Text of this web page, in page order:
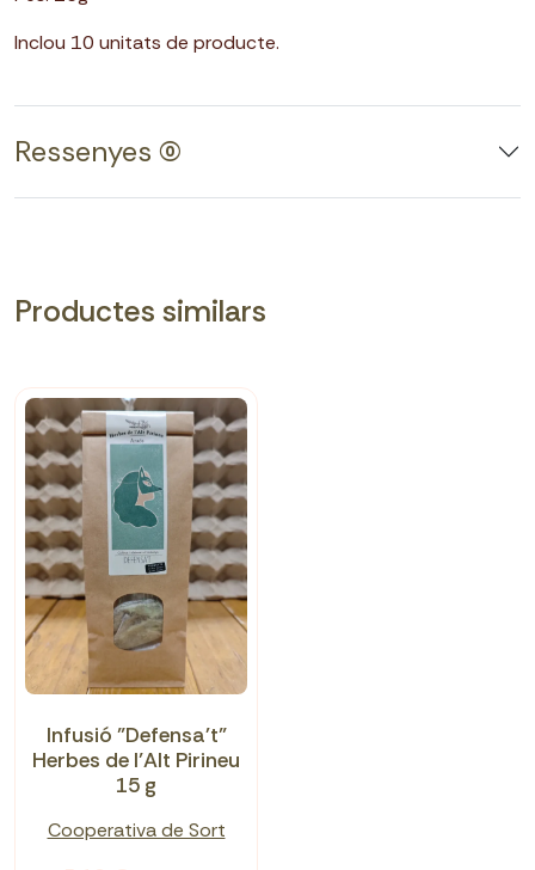
Inclou 10 unitats de producte.
Ressenyes (0)
Productes similars
Infusió "Defensa't"
Herbes de l’Alt Pirineu
15 g
Cooperativa de Sort